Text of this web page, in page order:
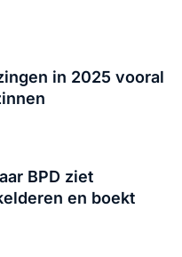
in 2025 vooral
BPD ziet
en boekt